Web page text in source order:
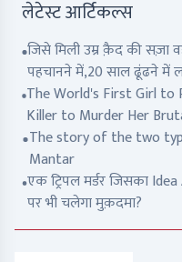
लेटेस्ट आर्टिकल्स
जिसे मिली उम्र क़ैद की सज़ा
पहचानने में,20 साल ढूंढने में
The World's First Girl
Killer to Murder Her
The story of the two
Mantar
एक ट्रिपल मर्डर जिसका
पर भी चलेगा मुक़दमा?